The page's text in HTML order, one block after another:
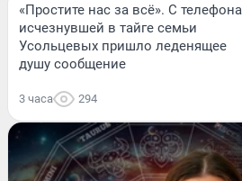
«Простите нас за всё». С телефона
исчезнувшей в тайге семьи
Усольцевых пришло леденящее
душу сообщение
3 часа 294